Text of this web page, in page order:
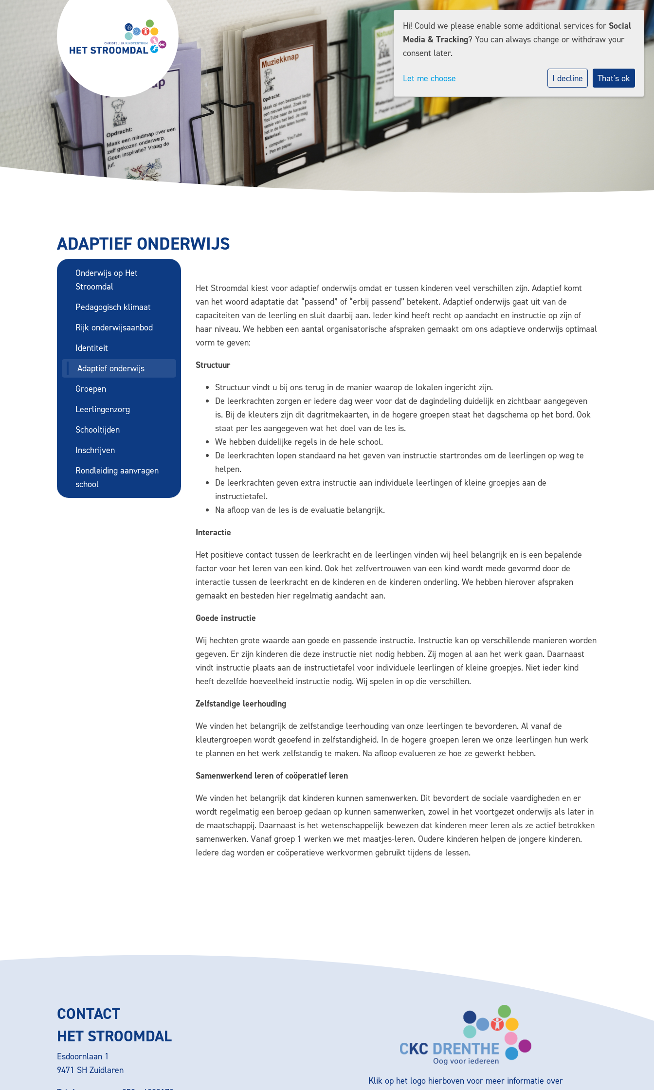
ADAPTIEF ONDERWIJS
Onderwijs op Het
Stroomdal
Pedagogisch klimaat
Rijk onderwijsaanbod
Identiteit
Adaptief onderwijs
Groepen
Leerlingenzorg
Schooltijden
Inschrijven
Rondleiding aanvragen
school
Het Stroomdal kiest voor adaptief onderwijs omdat er tussen kinderen veel verschillen zijn. Adaptief komt
van het woord adaptatie dat “passend” of “erbij passend” betekent. Adaptief onderwijs gaat uit van de
capaciteiten van de leerling en sluit daarbij aan. Ieder kind heeft recht op aandacht en instructie op zijn of
haar niveau. We hebben een aantal organisatorische afspraken gemaakt om ons adaptieve onderwijs optimaal
vorm te geven:
Structuur
Structuur vindt u bij ons terug in de manier waarop de lokalen ingericht zijn.
De leerkrachten zorgen er iedere dag weer voor dat de dagindeling duidelijk en zichtbaar aangegeven
is. Bij de kleuters zijn dit dagritmekaarten, in de hogere groepen staat het dagschema op het bord. Ook
staat per les aangegeven wat het doel van de les is.
We hebben duidelijke regels in de hele school.
De leerkrachten lopen standaard na het geven van instructie startrondes om de leerlingen op weg te
helpen.
De leerkrachten geven extra instructie aan individuele leerlingen of kleine groepjes aan de
instructietafel.
Na afloop van de les is de evaluatie belangrijk.
Interactie
Het positieve contact tussen de leerkracht en de leerlingen vinden wij heel belangrijk en is een bepalende
factor voor het leren van een kind. Ook het zelfvertrouwen van een kind wordt mede gevormd door de
interactie tussen de leerkracht en de kinderen en de kinderen onderling. We hebben hierover afspraken
gemaakt en besteden hier regelmatig aandacht aan.
Goede instructie
Wij hechten grote waarde aan goede en passende instructie. Instructie kan op verschillende manieren worden
gegeven. Er zijn kinderen die deze instructie niet nodig hebben. Zij mogen al aan het werk gaan. Daarnaast
vindt instructie plaats aan de instructietafel voor individuele leerlingen of kleine groepjes. Niet ieder kind
heeft dezelfde hoeveelheid instructie nodig. Wij spelen in op die verschillen.
Zelfstandige leerhouding
We vinden het belangrijk de zelfstandige leerhouding van onze leerlingen te bevorderen. Al vanaf de
kleutergroepen wordt geoefend in zelfstandigheid. In de hogere groepen leren we onze leerlingen hun werk
te plannen en het werk zelfstandig te maken. Na afloop evalueren ze hoe ze gewerkt hebben.
Samenwerkend leren of coöperatief leren
We vinden het belangrijk dat kinderen kunnen samenwerken. Dit bevordert de sociale vaardigheden en er
wordt regelmatig een beroep gedaan op kunnen samenwerken, zowel in het voortgezet onderwijs als later in
de maatschappij. Daarnaast is het wetenschappelijk bewezen dat kinderen meer leren als ze actief betrokken
samenwerken. Vanaf groep 1 werken we met maatjes-leren. Oudere kinderen helpen de jongere kinderen.
Iedere dag worden er coöperatieve werkvormen gebruikt tijdens de lessen.
CONTACT
HET STROOMDAL
Esdoornlaan 1
9471 SH Zuidlaren
Klik op het logo hierboven voor meer informatie over
Hi! Could we please enable some additional services for Social
Media & Tracking? You can always change or withdraw your
consent later.
Let me choose I decline That's ok